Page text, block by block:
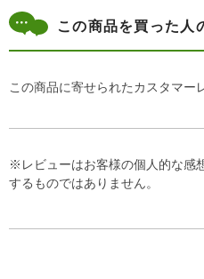
この商品を買った人
この商品に寄せられたカスタマー
※レビューはお客様の個人的な感
するものではありません。